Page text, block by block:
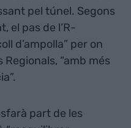
pel túnel. Segons
el pas de l’R-
d’ampolla” per on
Regionals, “amb més
part de les